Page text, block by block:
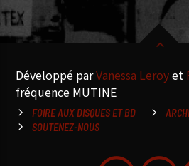
Développé parVanessa Leroyet
fréquence MUTINE
FOIRE AUX DISQUES ET BD
SOUTENEZ-NOUS